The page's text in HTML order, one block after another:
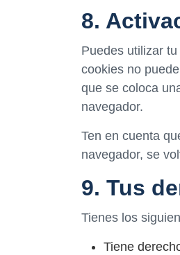
8.
Puedes utilizar
cookies no
que se coloca
navegador.
Ten en cuenta
navegador, se
9. Tus
Tienes los
Tiene